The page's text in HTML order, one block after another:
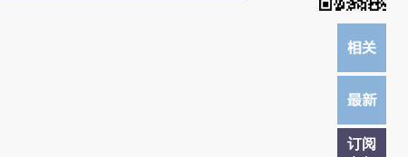
订阅